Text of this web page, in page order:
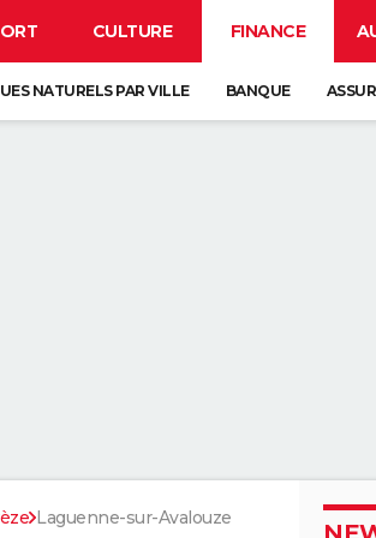
CULTURE FINANCE
NATURELS PAR VILLE BANQUE
Laguenne-sur-Avalouze